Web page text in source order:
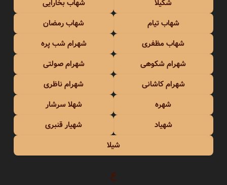
شکیلا
شهاب بخارایی
شهاب تیام
شهاب رمضان
شهاب مظفری
شهرام شب پره
شهرام شکوهی
شهرام صولتی
شهرام کاشانی
شهرام ناظری
شهره
شهلا سرشار
شهیاد
شهیار قنبری
شیلا
ع